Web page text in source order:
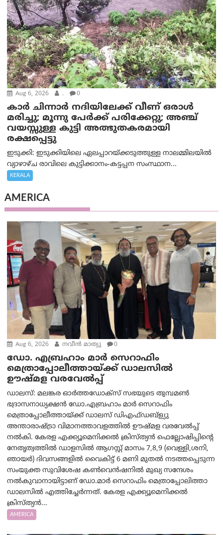
Aug 6, 2026 . 0
കാര്‍ ചിന്നാര്‍ നദിയിലേക്ക് വീണ് ഒരാള്‍
മരിച്ചു; മൂന്നു പേര്‍ക്ക് പരിക്കേറ്റു; അഞ്ച്
വയസ്സുള്ള കുട്ടി അത്ഭുതകരമായി
രക്ഷപ്പെട്ടു
ഇടുക്കി: ഇടുക്കിയിലെ ഏലപ്പാറയ്ക്കടുത്തുള്ള നാലമ്മിലയിൽ
വ്യാഴാഴ്ച രാവിലെ കുട്ടിക്കാനം-കട്ടപ്പന സംസ്ഥാന...
KERALA
AMERICA
Aug 6, 2026 നവീൻ മാത്യു 0
ഡോ. എബ്രഹാം മാർ സെറാഫിം
മെത്രാപ്പോലീത്തായ്ക്ക് ഡാലസിൽ
ഊഷ്മള വരവേൽപ്പ്
ഡാലസ്: മലങ്കര ഓർത്തഡോക്സ് സഭയുടെ തുമ്പമൺ
ഭദ്രാസനാധ്യക്ഷൻ ഡോ.എബ്രഹാം മാർ സെറാഫിം
മെത്രാപ്പോലീത്തായ്ക്ക് ഡാലസ് ഡിഎഫ്ഡബ്ള്യു
അന്താരാഷ്ട്രാ വിമാനത്താവളത്തിൽ ഊഷ്മള വരവേൽപ്പ്
നൽകി. കേരള എക്ക്യൂമെനിക്കൽ ക്രിസ്ത്യൻ ഫെല്ലോഷിപ്പിന്റെ
നേതൃത്വത്തിൽ ഡാളസിൽ ആഗസ്റ്റ് മാസം 7,8,9 (വെള്ളി,ശനി,
ഞായർ) ദിവസങ്ങളിൽ വൈകിട്ട് 6 മണി മുതൽ നടത്തപ്പെടുന്ന
സംയുക്ത സുവിശേഷ കൺവെൻഷനിൽ മുഖ്യ സന്ദേശം
നൽകുവാനായിട്ടാണ് ഡോ.മാർ സെറാഫിം മെത്രാപ്പോലിത്താ
ഡാലസിൽ എത്തിച്ചേർന്നത്. കേരള എക്ക്യൂമെനിക്കൽ
ക്രിസ്ത്യൻ...
AMERICA